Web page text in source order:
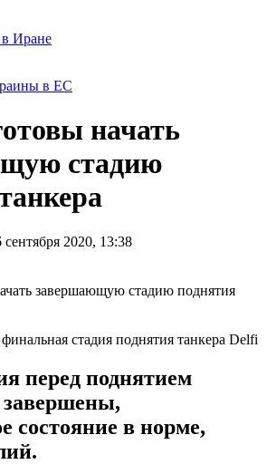
Иране
в ЕС
начать
стадию
2020, 13:38
стадия поднятия танкера Delfi
перед поднятием
состояние в норме,